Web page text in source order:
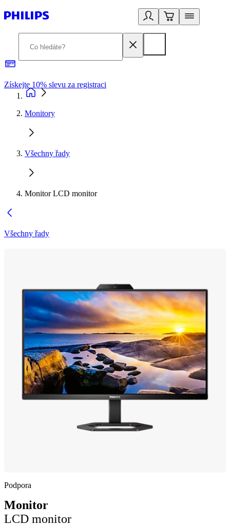
Získejte 10% slevu za registraci
Monitory
Všechny řady
Monitor LCD monitor
Všechny řady
Podpora
Monitor
LCD monitor